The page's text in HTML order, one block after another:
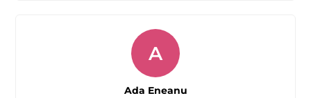
A
Ada Eneanu